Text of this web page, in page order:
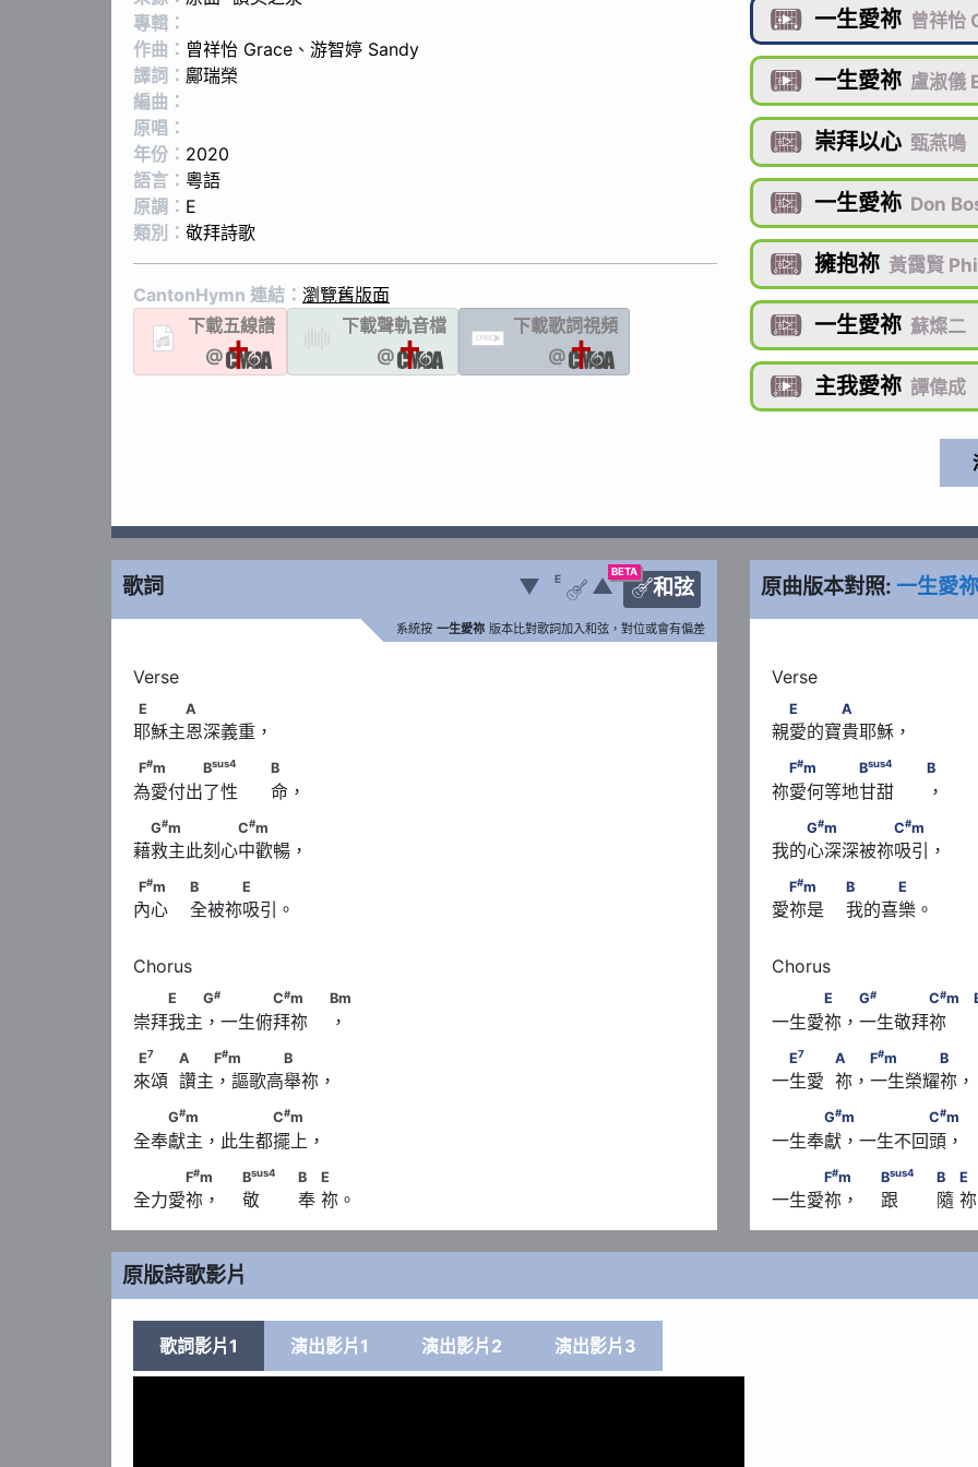
專輯：
作曲： 曾祥怡 Grace 、 游智婷 Sandy
譯詞： 鄺瑞榮
編曲：
原唱：
年份： 2020
語言： 粵語
原調： E
類別： 敬拜詩歌
CantonHymn 連結： 瀏覽舊版面
下載五線譜
@
下載聲軌音檔
@
LYRIC
下載歌詞視頻
@
 一生愛祢 曾祥怡
 一生愛祢 盧淑儀
 崇拜以心 甄燕鳴
 一生愛袮 Don
 擁抱祢 黃靄賢
 一生愛祢 蘇燦二
 主我愛祢 譚偉成
歌詞
BETA
和弦
▼ E
 ▲ 原曲版本對照: 一生愛祢
系統按 一生愛祢 版本比對歌詞加入和弦，對位或會有偏差
E　　　A
E A
耶穌主恩深義重，
F#m　　　　B 4 B
F#m Bsus4 B
為愛付出了性      命，
G# m　　　　　C
G#m C#m
藉救主此刻心中歡暢，
F#m　　                        B　　　E
F#m B E
內心    全被祢吸引。
E　　G
C m　　                        Bm
E G# C#m Bm
崇拜我主，一生俯拜祢    ，
E7 A　　F
E7 A F#m B
來頌  讚主，謳歌高舉祢，
G#m　　 　　　C
G#m C#m
全奉獻主，此生都擺上，
F# m　                         B
E
F#m Bsus4 B E
全力愛祢，    敬       奉 祢。
E　　　A
E A
親愛的寶貴耶穌，
F#m　　　　B 4
F#m Bsus4 B
祢愛何等地甘甜      ，
G# m　　　　　C
G#m C#m
我的心深深被祢吸引，
F#m　　
F#m B E
愛祢是    我的喜樂。
E　 G# C
E G# C#m
一生愛祢，一生敬拜祢
E7 A　 F
E7 A F#m B
一生愛  祢，一生榮耀祢，
G#m　 　　　　C
G#m C#m
一生奉獻，一生不回頭，
F# m　
E
F#m Bsus4 B E
一生愛祢，    跟       隨
原版詩歌影片
歌詞影片1 演出影片1 演出影片2 演出影片3